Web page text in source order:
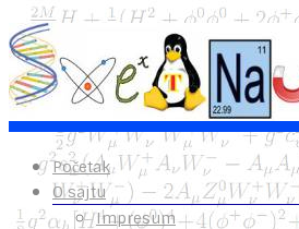
Početak
O sajtu
Impresum